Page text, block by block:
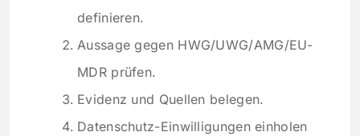
definieren.
Aussage gegen HWG/UWG/AMG/EU-
MDR prüfen.
Evidenz und Quellen belegen.
Datenschutz-Einwilligungen einholen